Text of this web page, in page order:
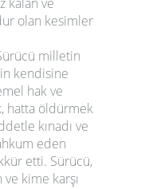
olan kesimler
milletin
kendisine
hak ve
hatta öldürmek
kınadı ve
eden
etti. Sürücü,
kime karşı